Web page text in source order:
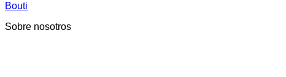
Bouti
Sobre nosotros